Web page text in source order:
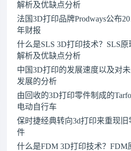
解析及优缺点分析
法国3D打印品牌Prodways公布
年财报
什么是SLS 3D打印技术？SLS原
解析及优缺点分析
中国3D打印的发展速度以及对
发展的分析
由回收的3D打印零件制成的
电动自行车
保时捷经典转向3d打印来重现旧
件
什么是FDM 3D打印技术？FDM